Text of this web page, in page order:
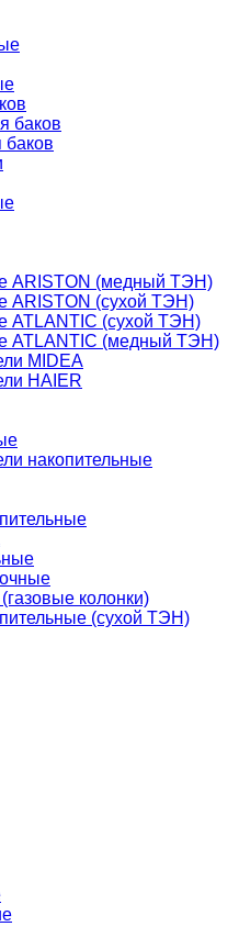
баков
ARISTON (медный ТЭН)
ARISTON (сухой ТЭН)
ATLANTIC (сухой ТЭН)
ATLANTIC (медный ТЭН)
MIDEA
HAIER
накопительные
колонки)
(сухой ТЭН)